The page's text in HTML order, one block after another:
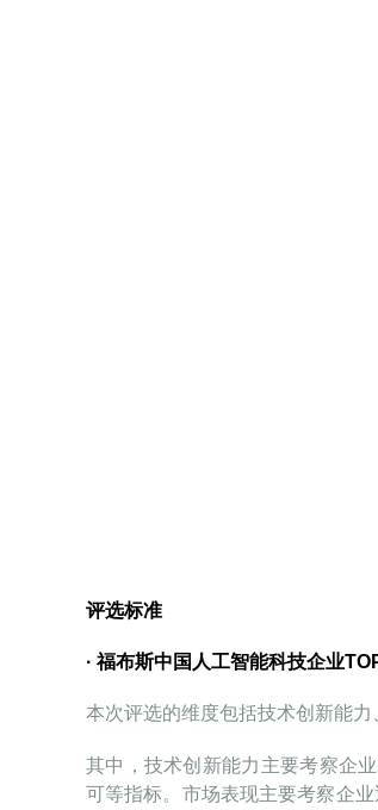
评选标准
·福布斯中国人工智能科技企业
本次评选的维度包括技术创新能
其中，技术创新能力主要考察企
可等指标。市场表现主要考察企